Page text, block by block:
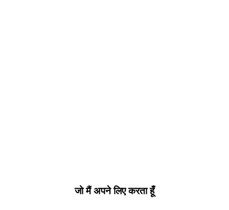
जो मैं अपने लिए करता हूँ